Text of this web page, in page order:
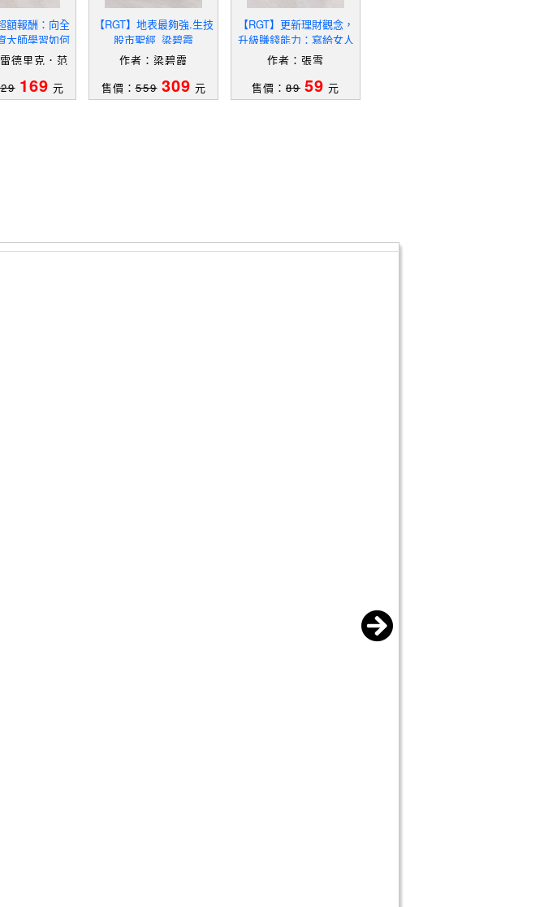
額報酬：向全
大師學習如何
雷德里克．范
, 羅耀宗
德里克．范
169 元
【RGT】地表最夠強.生技
股市聖經_梁碧霞
作者：梁碧霞
售價：559 309 元
【RGT】更新理財觀念，
升級賺錢能力：寫給女人
的投資理財書_張雪
作者：張雪
售價： 89 59 元